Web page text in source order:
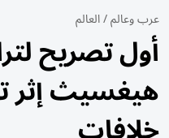
عرب وعالم/العالم
أول تصريح
هيغسيث إثر